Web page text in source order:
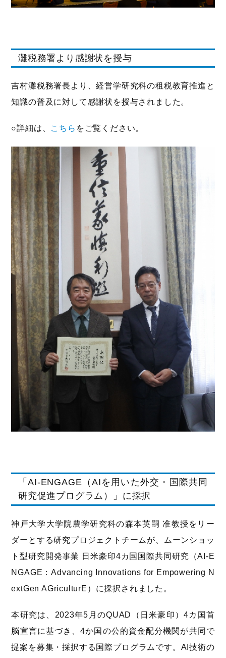
灘税務署より感謝状を授与
吉村灘税務署長より、経営学研究科の租税教育推進と
知識の普及に対して感謝状を授与されました。
○詳細は、 こちら をご覧ください。
「AI-ENGAGE（AIを用いた外交・国際共同
研究促進プログラム）」に採択
神戸大学大学院農学研究科の森本英嗣 准教授をリー
ダーとする研究プロジェクトチームが、ムーンショッ
ト型研究開発事業 日米豪印4カ国国際共同研究（AI-E
NGAGE：Advancing Innovations for Empowering N
extGen AGriculturE）に採択されました。
本研究は、2023年5月のQUAD（日米豪印）4カ国首
脳宣言に基づき、4か国の公的資金配分機関が共同で
提案を募集・採択する国際プログラムです。AI技術の